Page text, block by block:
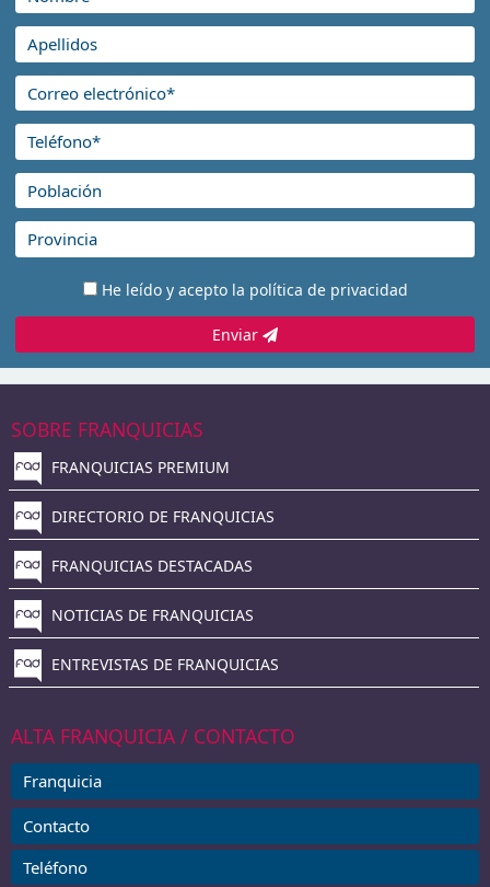
He leído y acepto la política de privacidad
Enviar
SOBRE FRANQUICIAS
FRANQUICIAS PREMIUM
DIRECTORIO DE FRANQUICIAS
FRANQUICIAS DESTACADAS
NOTICIAS DE FRANQUICIAS
ENTREVISTAS DE FRANQUICIAS
ALTA FRANQUICIA / CONTACTO